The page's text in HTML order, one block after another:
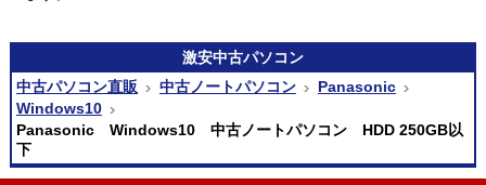
激安中古パソコン
中古パソコン直販
中古ノートパソコン
Panasonic
Windows10
Panasonic Windows10 中古ノートパソコン HDD 250GB以
下